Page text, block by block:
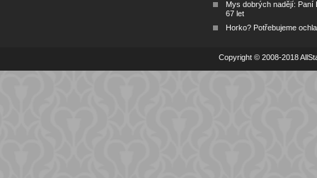
Mys dobrých nadějí: Paní
67 let
Horko? Potřebujeme
Copyright © 2008-2018